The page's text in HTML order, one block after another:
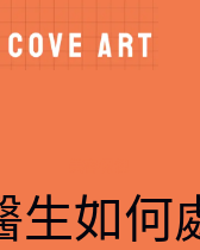
生如何